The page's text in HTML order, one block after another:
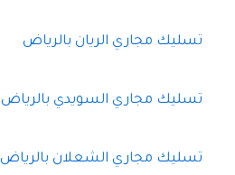
تسليك مجاري الريان بالرياض
تسليك مجاري السويدي بالرياض
تسليك مجاري الشعلان بالرياض